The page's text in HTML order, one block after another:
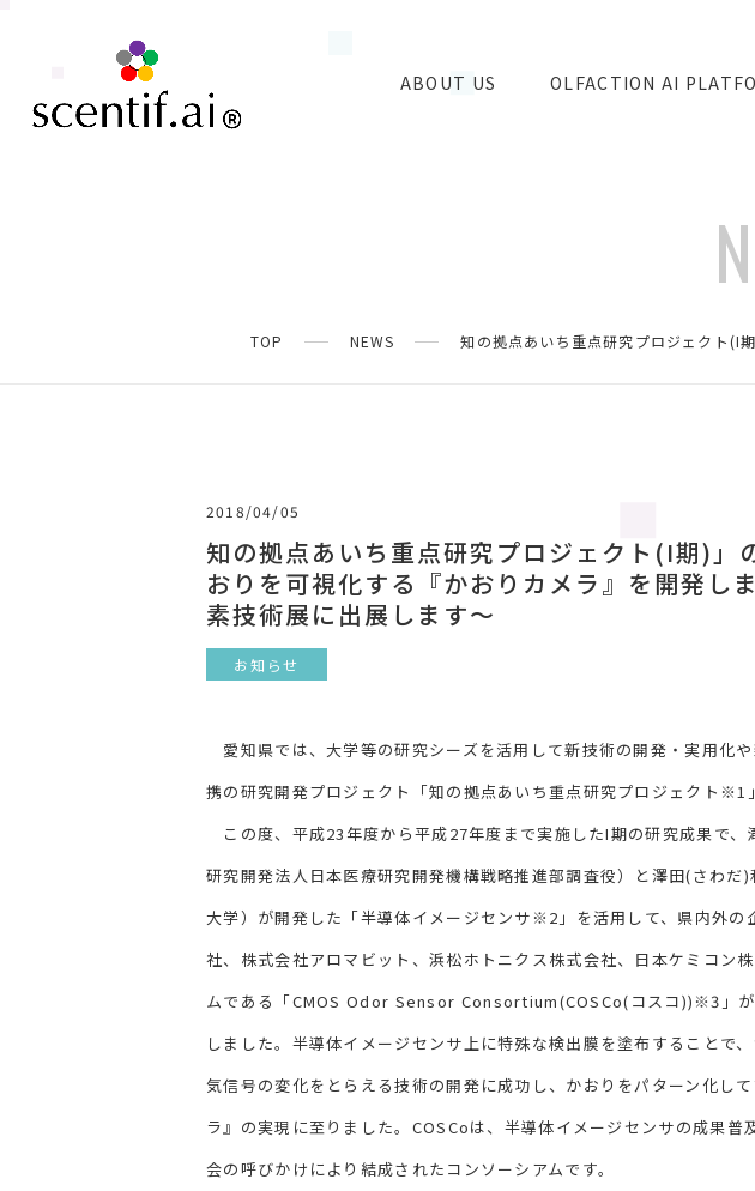
ABOUT US OLFACTION AI
TOP NEWS 知の拠点あいち重点研究プロジェクト(I
2018/04/05
知の拠点あいち重点研究プロジェクト(I期)」
おりを可視化する『かおりカメラ』を開発し
素技術展に出展します～
お知らせ
愛知県では、大学等の研究シーズを活用して新技術の開発・実用化
携の研究開発プロジェクト「知の拠点あいち重点研究プロジェクト※1
この度、平成23年度から平成27年度まで実施したI期の研究成果で
研究開発法人日本医療研究開発機構戦略推進部調査役）と澤田(さわだ
大学）が開発した「半導体イメージセンサ※2」を活用して、県内外の
社、株式会社アロマビット、浜松ホトニクス株式会社、日本ケミコン
ムである「CMOS Odor Sensor Consortium(COSCo(コスコ))※3」が
しました。半導体イメージセンサ上に特殊な検出膜を塗布することで
気信号の変化をとらえる技術の開発に成功し、かおりをパターン化し
ラ』の実現に至りました。COSCoは、半導体イメージセンサの成果普
会の呼びかけにより結成されたコンソーシアムです。